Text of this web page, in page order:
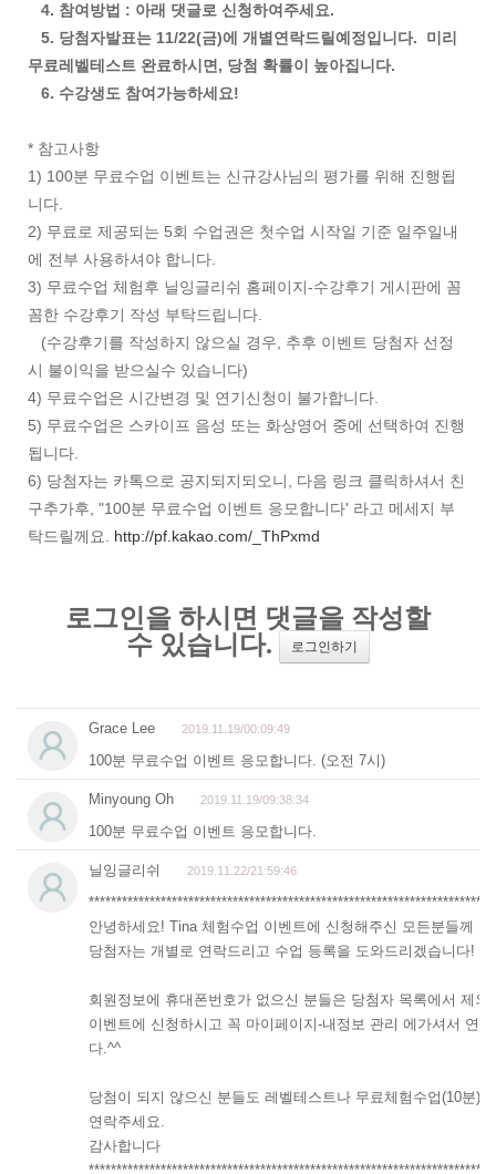
4. 참여방법 : 아래 댓글로 신청하여주세요.
5. 당첨자발표는 11/22(금)에 개별연락드릴예정입니다. 미리
무료레벨테스트 완료하시면, 당첨 확률이 높아집니다.
6. 수강생도 참여가능하세요!
* 참고사항
1) 100분 무료수업 이벤트는 신규강사님의 평가를 위해 진행됩
니다.
2) 무료로 제공되는 5회 수업권은 첫수업 시작일 기준 일주일내
에 전부 사용하셔야 합니다.
3) 무료수업 체험후 닐잉글리쉬 홈페이지-수강후기 게시판에 꼼
꼼한 수강후기 작성 부탁드립니다.
(수강후기를 작성하지 않으실 경우, 추후 이벤트 당첨자 선정
시 불이익을 받으실수 있습니다)
4) 무료수업은 시간변경 및 연기신청이 불가합니다.
5) 무료수업은 스카이프 음성 또는 화상영어 중에 선택하여 진행
됩니다.
6) 당첨자는 카톡으로 공지되지되오니, 다음 링크 클릭하셔서 친
구추가후, "100분 무료수업 이벤트 응모합니다' 라고 메세지 부
탁드릴께요. http://pf.kakao.com/_ThPxmd